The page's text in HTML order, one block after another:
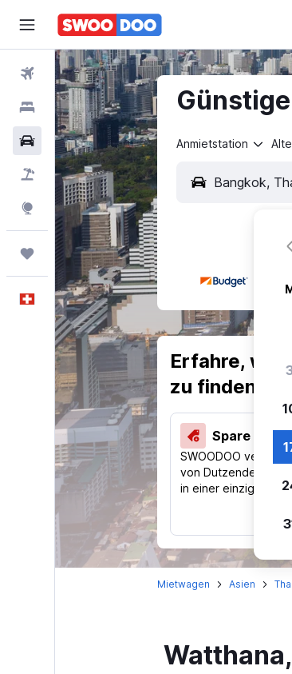
Flüge
Hotels
Mietwagen
Pauschalreisen
FERIEN
Explore
Trips
Deutsch
Anmietstation
Erfahre,
zu finden.
Spare 40 %
SWOODOO
von Dutzenden
in einer einzigen
Mietwagen Asien